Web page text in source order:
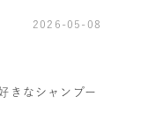
2026-05-08
きなシャンプー